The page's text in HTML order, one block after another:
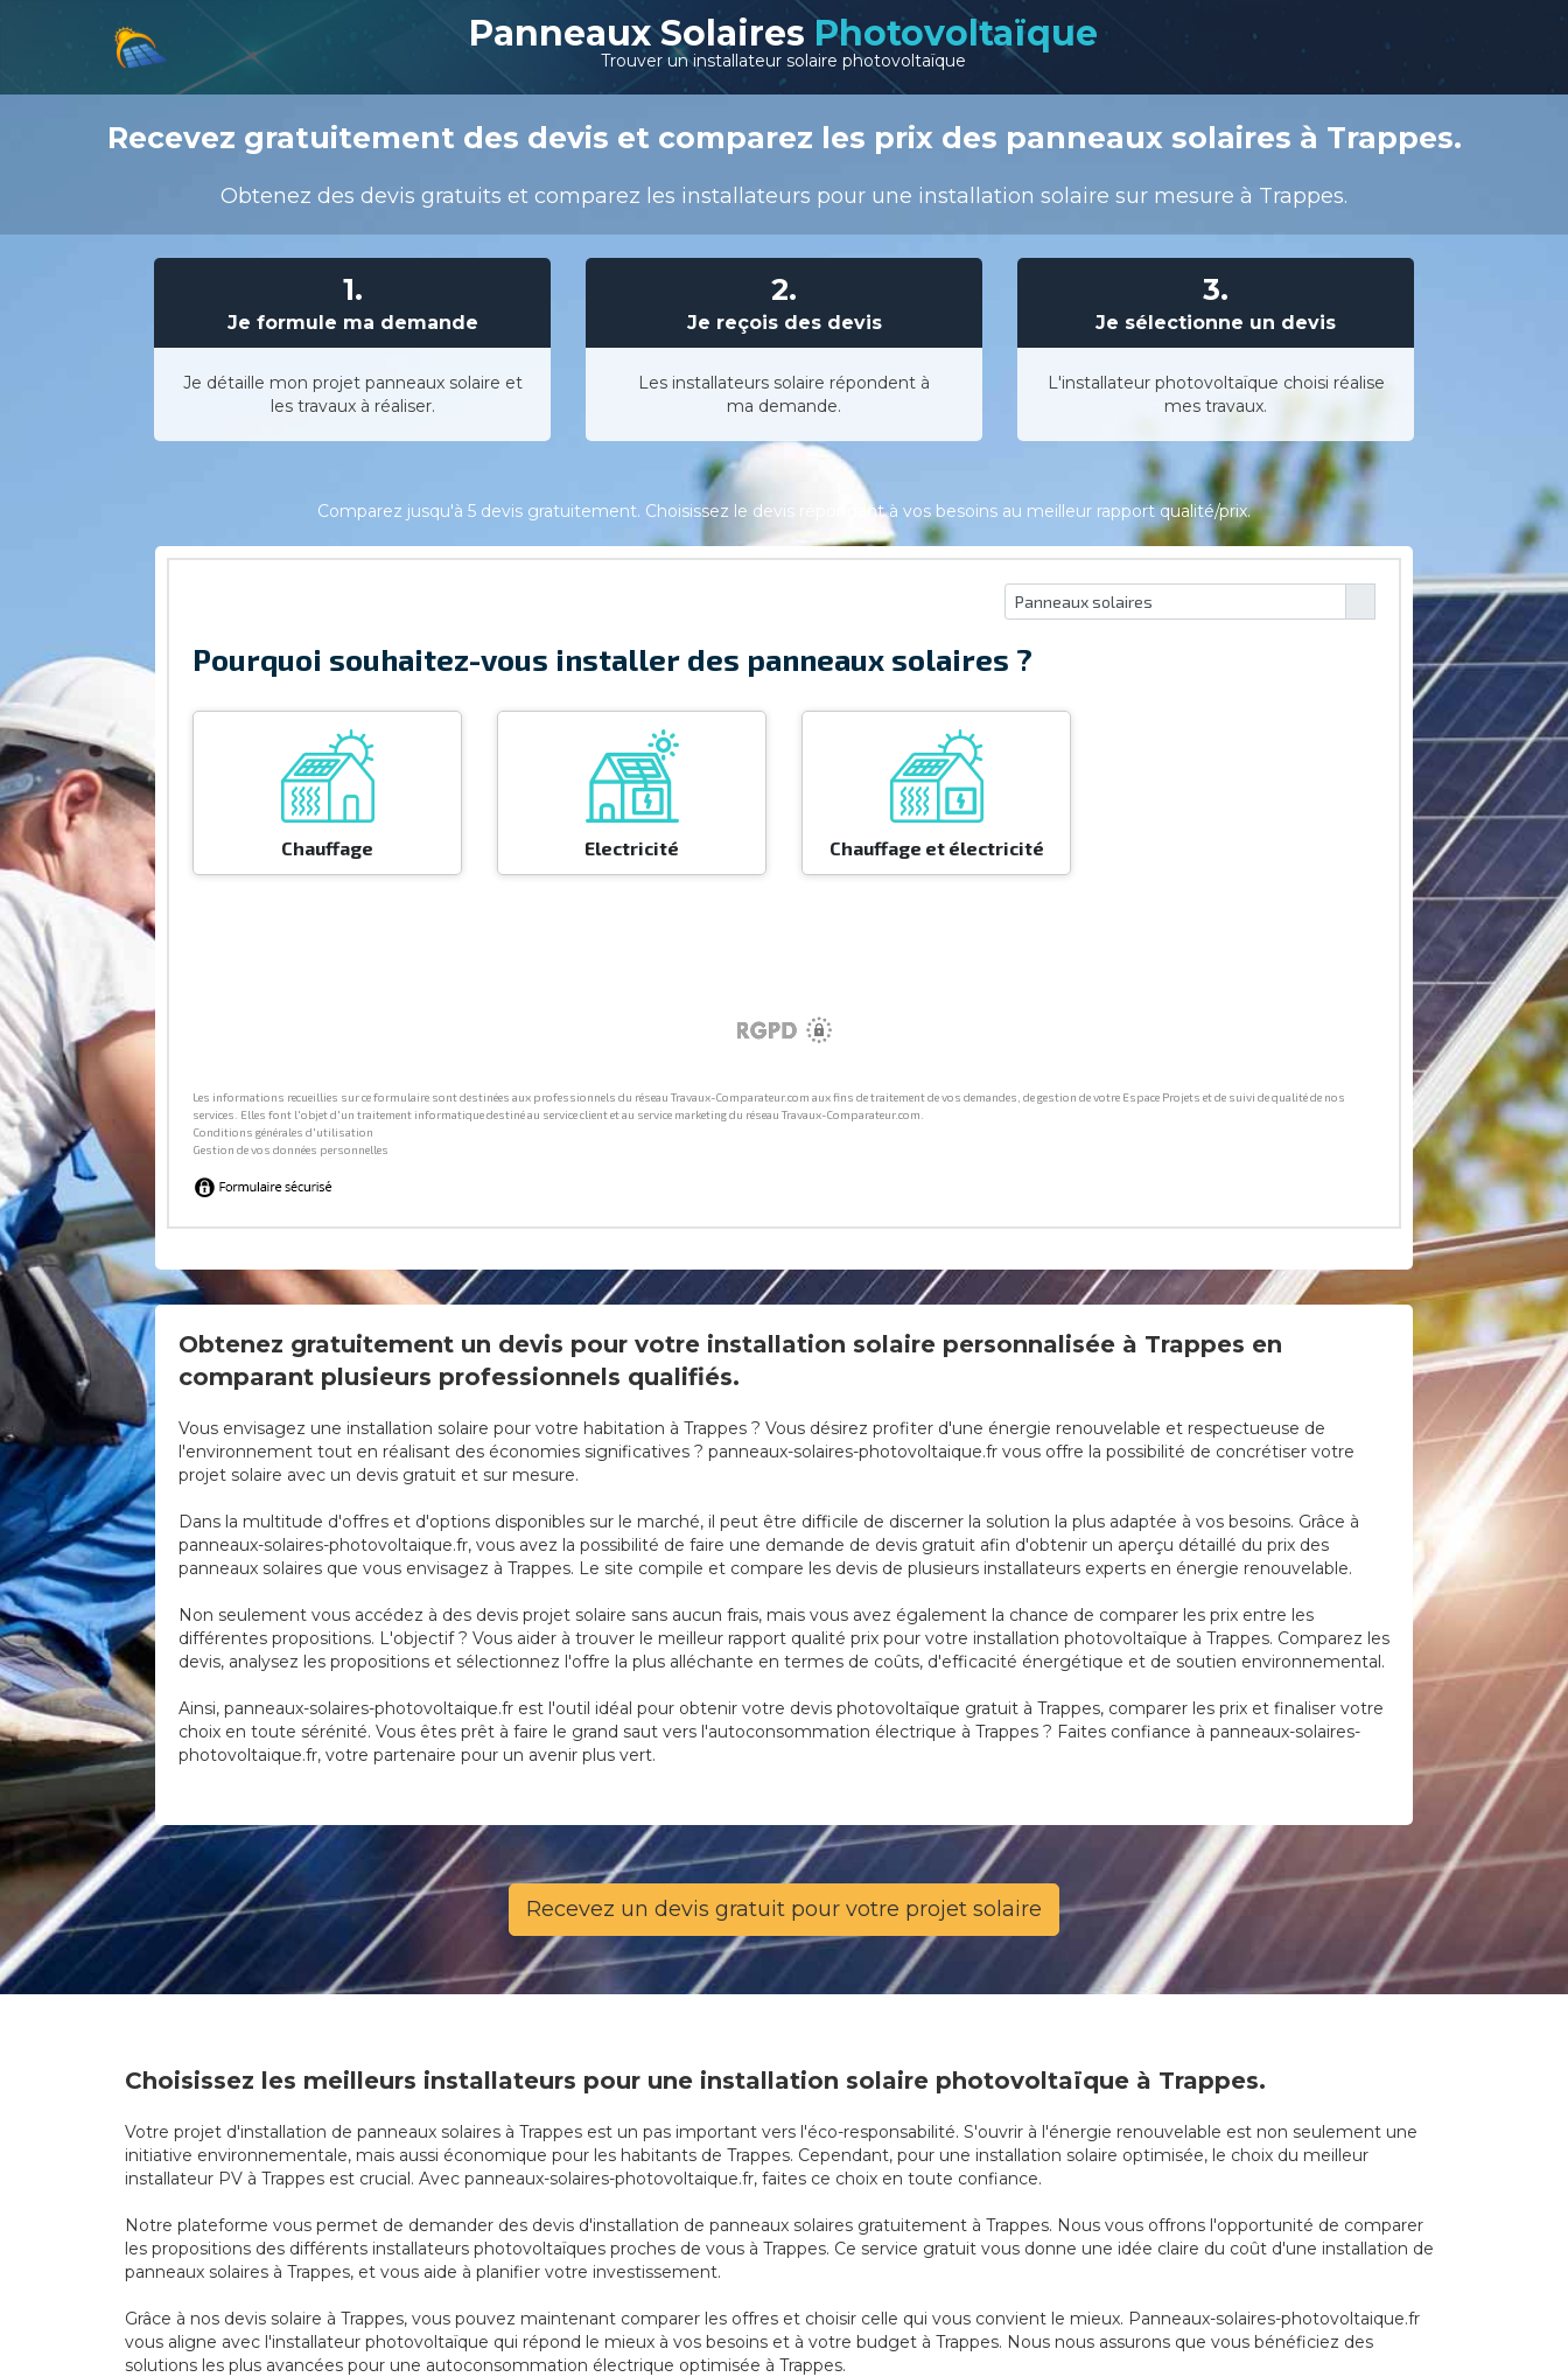
Panneaux Solaires Photovoltaïque
Trouver un installateur solaire photovoltaïque
Recevez gratuitement des devis et comparez les prix des panneaux solaires à Trappes.
Obtenez des devis gratuits et comparez les installateurs pour une installation solaire sur mesure à Trappes.
1.
Je formule ma demande
Je détaille mon projet panneaux solaire et
les travaux à réaliser.
2.
Je reçois des devis
Les installateurs solaire répondent à
ma demande.
3.
Je sélectionne un devis
L'installateur photovoltaïque choisi réalise
mes travaux.
Comparez jusqu'à 5 devis gratuitement. Choisissez le devis répondant à vos besoins au meilleur rapport qualité/prix.
Obtenez gratuitement un devis pour votre installation solaire personnalisée à Trappes en
comparant plusieurs professionnels qualifiés.
Vous envisagez une installation solaire pour votre habitation à Trappes ? Vous désirez profiter d'une énergie renouvelable et respectueuse de
l'environnement tout en réalisant des économies significatives ? panneaux-solaires-photovoltaique.fr vous offre la possibilité de concrétiser votre
projet solaire avec un devis gratuit et sur mesure.
Dans la multitude d'offres et d'options disponibles sur le marché, il peut être difficile de discerner la solution la plus adaptée à vos besoins. Grâce à
panneaux-solaires-photovoltaique.fr, vous avez la possibilité de faire une demande de devis gratuit afin d'obtenir un aperçu détaillé du prix des
panneaux solaires que vous envisagez à Trappes. Le site compile et compare les devis de plusieurs installateurs experts en énergie renouvelable.
Non seulement vous accédez à des devis projet solaire sans aucun frais, mais vous avez également la chance de comparer les prix entre les
différentes propositions. L'objectif ? Vous aider à trouver le meilleur rapport qualité prix pour votre installation photovoltaïque à Trappes. Comparez les
devis, analysez les propositions et sélectionnez l'offre la plus alléchante en termes de coûts, d'efficacité énergétique et de soutien environnemental.
Ainsi, panneaux-solaires-photovoltaique.fr est l'outil idéal pour obtenir votre devis photovoltaïque gratuit à Trappes, comparer les prix et finaliser votre
choix en toute sérénité. Vous êtes prêt à faire le grand saut vers l'autoconsommation électrique à Trappes ? Faites confiance à panneaux-solaires-
photovoltaique.fr, votre partenaire pour un avenir plus vert.
Recevez un devis gratuit pour votre projet solaire
Choisissez les meilleurs installateurs pour une installation solaire photovoltaïque à Trappes.
Votre projet d'installation de panneaux solaires à Trappes est un pas important vers l'éco-responsabilité. S'ouvrir à l'énergie renouvelable est non seulement une
initiative environnementale, mais aussi économique pour les habitants de Trappes. Cependant, pour une installation solaire optimisée, le choix du meilleur
installateur PV à Trappes est crucial. Avec panneaux-solaires-photovoltaique.fr, faites ce choix en toute confiance.
Notre plateforme vous permet de demander des devis d'installation de panneaux solaires gratuitement à Trappes. Nous vous offrons l'opportunité de comparer
les propositions des différents installateurs photovoltaïques proches de vous à Trappes. Ce service gratuit vous donne une idée claire du coût d'une installation de
panneaux solaires à Trappes, et vous aide à planifier votre investissement.
Grâce à nos devis solaire à Trappes, vous pouvez maintenant comparer les offres et choisir celle qui vous convient le mieux. Panneaux-solaires-photovoltaique.fr
vous aligne avec l'installateur photovoltaïque qui répond le mieux à vos besoins et à votre budget à Trappes. Nous nous assurons que vous bénéficiez des
solutions les plus avancées pour une autoconsommation électrique optimisée à Trappes.